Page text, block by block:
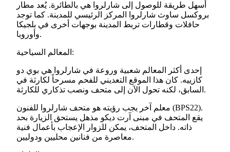
أسهل طريقة للوصول إلى شارلروا هي بالطائرة. يُعد مطار
بروكسل ساوث شارلروا المركز الرئيسي للمدينة. كما توجد
حافلات وقطارات تربط المدينة بوجهات أخرى في بلجيكا
وأوروبا.
المعالم السياحية:
إحدى أكثر المعالم شعبية وروعة في شارلروا هي بوي دو
كازييه. كان هذا الموقع التعديني للفحم مسرحاً لكارثة في
السابق، لكنه تحول الآن إلى متحف ونصب تذكاري للكارثة.
معلم آخر يجب رؤيته هو متحف شارلروا للفنون (BPS22).
يقع المتحف في مبنى آرت ديكو مذهل يستحق الزيارة بحد
ذاته. داخل المتحف، يمكن للزوار الإعجاب بأعمال فنية
معاصرة من فنانين محليين ودوليين.